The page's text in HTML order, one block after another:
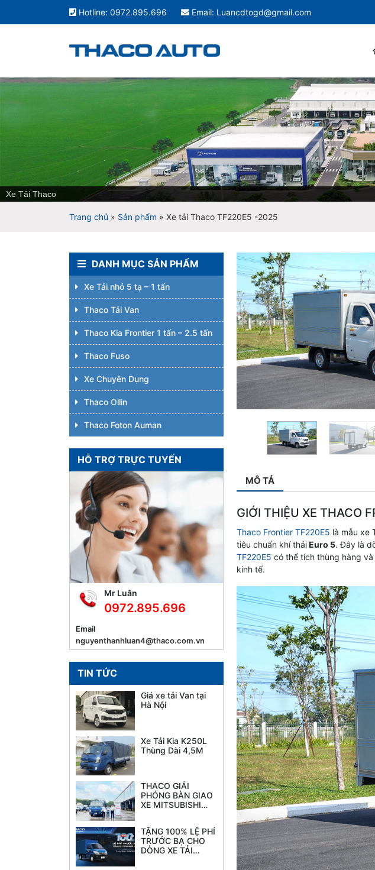
Hotline: 0972.895.696 Email: Luancdtogd@gmail.com
Trang chủ » Sản phẩm » Xe tải Thaco TF220E5 -2025
MÔ TẢ
GIỚI THIỆU XE THACO
Thaco Frontier TF220E5 là mẫu xe
tiêu chuẩn khí thảiEuro 5. Đây là
TF220E5 có thể tích thùng hàng
kinh tế.
DANH MỤC SẢN PHẨM
Xe Tải nhỏ 5 tạ – 1 tấn
Thaco Tải Van
Thaco Kia Frontier 1 tấn – 2.5 tấn
Thaco Fuso
Xe Chuyên Dụng
Thaco Ollin
Thaco Foton Auman
HỖ TRỢ TRỰC TUYẾN
Mr Luân
0972.895.696
Email
nguyenthanhluan4@thaco.com.vn
TIN TỨC
Giá xe tải Van tại
Hà Nội
Xe Tải Kia K250L
Thùng Dài 4,5M
THACO GIẢI
PHÓNG BÀN GIAO
XE MITSUBISHI
thùng 6.2M
TẶNG 100% LỆ PHÍ
TRƯỚC BẠ CHO
DÒNG XE TẢI